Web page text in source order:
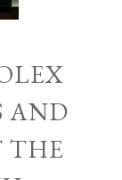
AND
THE